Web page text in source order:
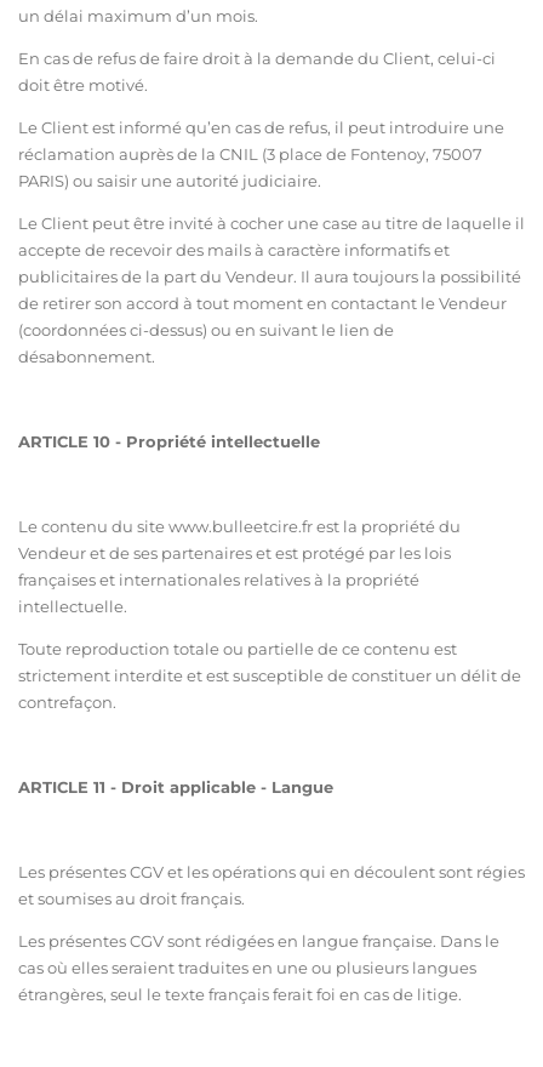
un délai maximum d’un mois.
En cas de refus de faire droit à la demande du Client, celui-ci
doit être motivé.
Le Client est informé qu’en cas de refus, il peut introduire une
réclamation auprès de la CNIL (3 place de Fontenoy, 75007
PARIS) ou saisir une autorité judiciaire.
Le Client peut être invité à cocher une case au titre de laquelle il
accepte de recevoir des mails à caractère informatifs et
publicitaires de la part du Vendeur. Il aura toujours la possibilité
de retirer son accord à tout moment en contactant le Vendeur
(coordonnées ci-dessus) ou en suivant le lien de
désabonnement.
ARTICLE 10 - Propriété intellectuelle
Le contenu du site www.bulleetcire.frest la propriété du
Vendeur et de ses partenaires et est protégé par les lois
françaises et internationales relatives à la propriété
intellectuelle.
Toute reproduction totale ou partielle de ce contenu est
strictement interdite et est susceptible de constituer un délit de
contrefaçon.
ARTICLE 11 - Droit applicable - Langue
Les présentes CGV et les opérations qui en découlent sont régies
et soumises au droit français.
Les présentes CGV sont rédigées en langue française. Dans le
cas où elles seraient traduites en une ou plusieurs langues
étrangères, seul le texte français ferait foi en cas de litige.